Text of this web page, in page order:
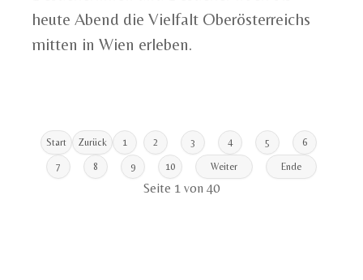
heute Abend die Vielfalt Oberösterreichs
mitten in Wien erleben.
Start Zurück 1 2 3 4 5 6
7 8 9 10 Weiter Ende
Seite 1 von 40